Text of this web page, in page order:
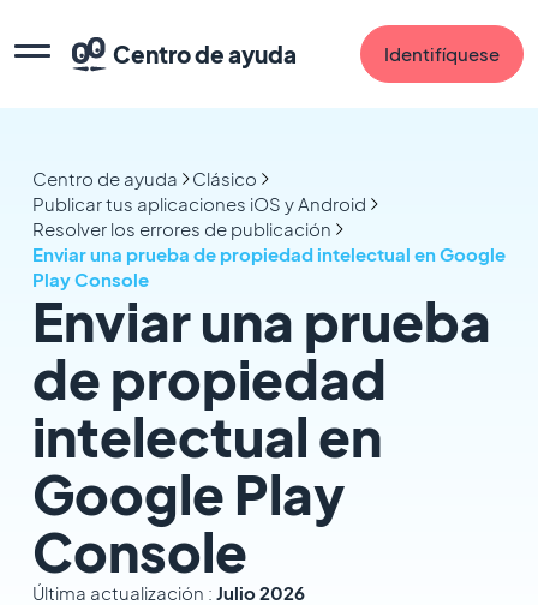
Centro de ayuda Identifíquese
Centro de ayuda
Clásico
Publicar tus aplicaciones iOS y Android
Resolver los errores de publicación
Enviar una prueba de propiedad intelectual en Google
Play Console
Enviar una prueba
de propiedad
intelectual en
Google Play
Console
Última actualización : Julio 2026